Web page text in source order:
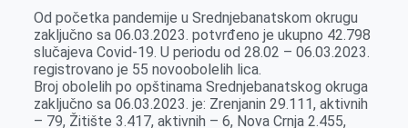
r
n
A
p
p
i
l
Od početka pandemije u Srednjebanatskom okrugu
zaključno sa 06.03.2023. potvrđeno je ukupno 42.798
slučajeva Covid-19. U periodu od 28.02 – 06.03.2023.
registrovano je 55 novoobolelih lica.
Broj obolelih po opštinama Srednjebanatskog okruga
zaključno sa 06.03.2023. je: Zrenjanin 29.111, aktivnih
– 79, Žitište 3.417, aktivnih – 6, Nova Crnja 2.455,